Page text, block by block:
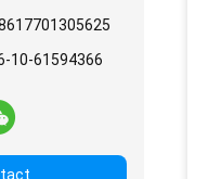
10-61594366